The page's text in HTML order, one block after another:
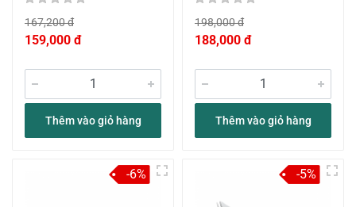
167,200 đ
159,000 đ
Thêm vào giỏ hàng
198,000 đ
188,000 đ
Thêm vào giỏ hàng
-6% -5%